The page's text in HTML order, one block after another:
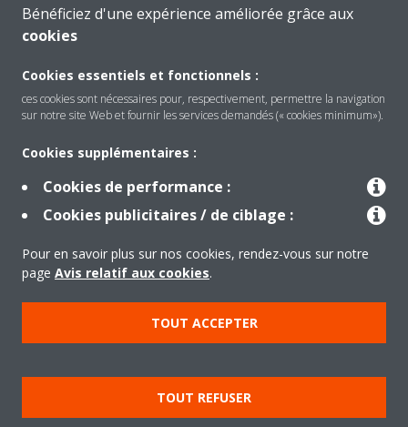
Produits
Solutions
Mentions légales
Avis relatif aux cookies
Politique de confidentialité des données
éthique de l'entreprise
Bénéficiez d'une expérience améliorée grâce aux
cookies
Cookies essentiels et fonctionnels :
ces cookies sont nécessaires pour, respectivement, permettre la navigation
sur notre site Web et fournir les services demandés (« cookies minimum»).
Cookies supplémentaires :
Cookies de performance :
Cookies publicitaires / de ciblage :
Pour en savoir plus sur nos cookies, rendez-vous sur notre
page Avis relatif aux cookies.
TOUT ACCEPTER
TOUT REFUSER